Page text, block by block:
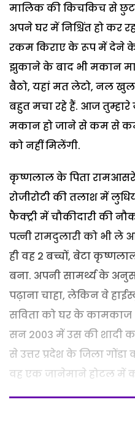
मालिक की किचकिच से
अपने घर में निश्चिंत हो कर
रकम किराए के रूप में देने
झुकाने के बाद भी मकान
बैठो, यहां मत लेटो, नल खुला
बहुत मचा रहे हैं. आज तुम्हारे
मकान हो जाने से कम से
को नहीं मिलेंगी.
कृष्णलाल के पिता
रोजीरोटी की तलाश में
फैक्ट्री में चौकीदारी की
पत्नी रामदुलारी को भी ले
ही वह 2 बच्चों, बेटा
बना. अपनी सामर्थ्य के
पढ़ाना चाहा, लेकिन वे
सविता को घर के
सन 2003 में उस की शादी
से उत्तर प्रदेश के जिला
वह एक जानेमाने होटल में